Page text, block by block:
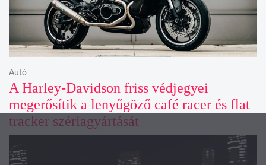
A Harley-Davidson friss védjegyei
megerősítik a lenyűgöző café racer és flat
tracker szériagyártását
Autó